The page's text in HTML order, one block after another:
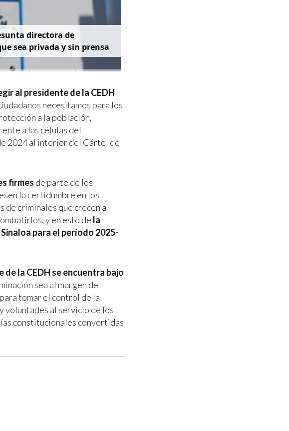
sunta directora de
uesea privada ysin prensa
al presidente de la CEDH
necesitamos para los
a la población,
a las células del
2024 al interior del Cártel de
firmes de parte de los
la certidumbre en los
de criminales que crecen a
y en esto de la
para el período 2025-
la CEDH se encuentra bajo
sea al margen de
tomar el control de la
voluntades al servicio de los
constitucionales convertidas